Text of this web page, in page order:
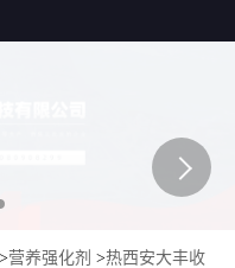
>营养强化剂 >热西安大丰收